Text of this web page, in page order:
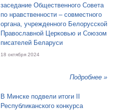
заседание Общественного Совета
по нравственности – совместного
органа, учрежденного Белорусской
Православной Церковью и Союзом
писателей Беларуси
18 октября 2024
Подробнее »
В Минске подвели итоги II
Республиканского конкурса